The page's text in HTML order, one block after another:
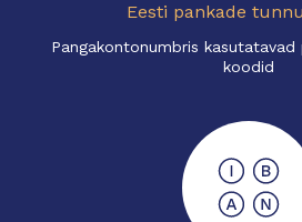
Eesti pankade
Pangakontonumbris kasutatavad
koodid